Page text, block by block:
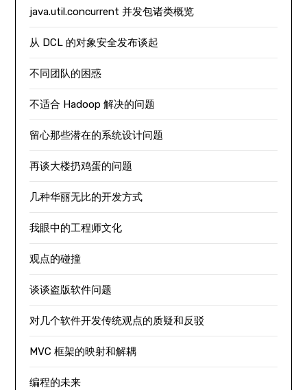
java.util.concurrent 并发包诸类概览
从 DCL 的对象安全发布谈起
不同团队的困惑
不适合 Hadoop 解决的问题
留心那些潜在的系统设计问题
再谈大楼扔鸡蛋的问题
几种华丽无比的开发方式
我眼中的工程师文化
观点的碰撞
谈谈盗版软件问题
对几个软件开发传统观点的质疑和反驳
MVC 框架的映射和解耦
编程的未来